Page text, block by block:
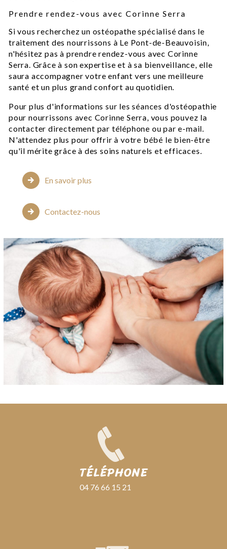
Prendre rendez-vous avec Corinne Serra
Si vous recherchez un ostéopathe spécialisé dans le
traitement des nourrissons à Le Pont-de-Beauvoisin,
n'hésitez pas à prendre rendez-vous avec Corinne
Serra. Grâce à son expertise et à sa bienveillance, elle
saura accompagner votre enfant vers une meilleure
santé et un plus grand confort au quotidien.
Pour plus d'informations sur les séances d'ostéopathie
pour nourrissons avec Corinne Serra, vous pouvez la
contacter directement par téléphone ou par e-mail.
N'attendez plus pour offrir à votre bébé le bien-être
qu'il mérite grâce à des soins naturels et efficaces.
En savoir plus
Contactez-nous
TÉLÉPHONE
04 76 66 15 21